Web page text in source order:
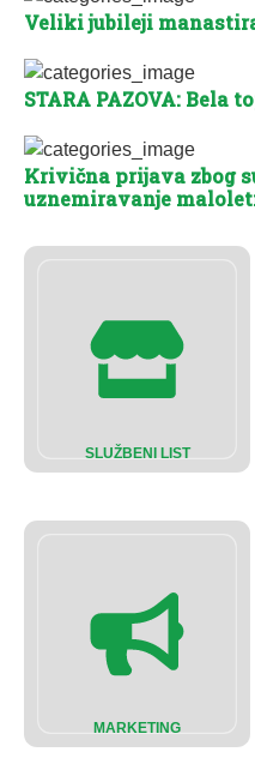
SLUŽBENI LIST
MARKETING
Veliki jubileji
STARA PAZOVA: Bela
Krivična prijava zbog
uznemiravanje